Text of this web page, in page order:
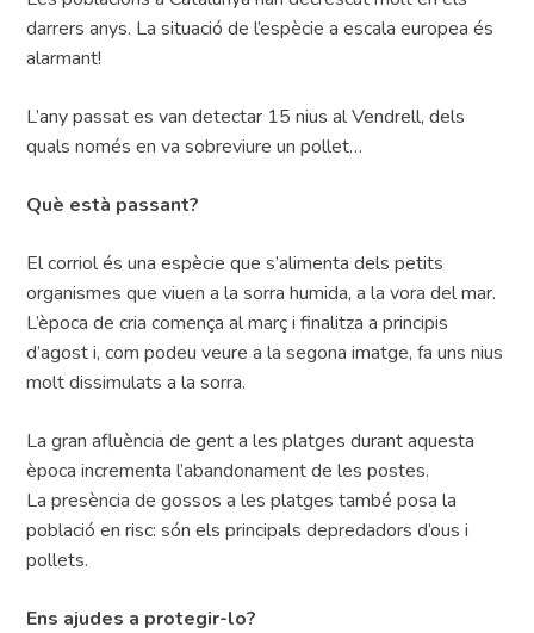
darrers anys. La situació de l’espècie a escala europea és
alarmant!
L’any passat es van detectar 15 nius al Vendrell, dels
quals només en va sobreviure un pollet…
Què està passant?
El corriol és una espècie que s’alimenta dels petits
organismes que viuen a la sorra humida, a la vora del mar.
L’època de cria comença al març i finalitza a principis
d’agost i, com podeu veure a la segona imatge, fa uns nius
molt dissimulats a la sorra.
La gran afluència de gent a les platges durant aquesta
època incrementa l’abandonament de les postes.
La presència de gossos a les platges també posa la
població en risc: són els principals depredadors d’ous i
pollets.
Ens ajudes a protegir-lo?